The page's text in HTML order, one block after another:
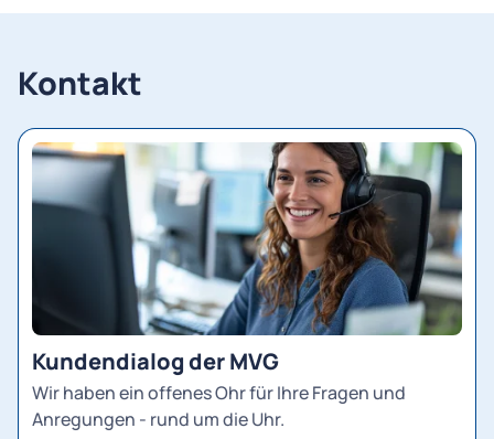
Kontakt
Kundendialog der MVG
Wir haben ein offenes Ohr für Ihre Fragen und
Anregungen - rund um die Uhr.